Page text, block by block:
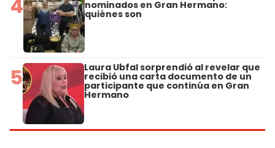
4 nominados en Gran Hermano:
quiénes son
5 Laura Ubfal sorprendió al revelar que
recibió una carta documento de un
participante que continúa en Gran
Hermano